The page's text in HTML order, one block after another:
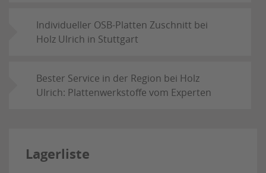
Individueller OSB-Platten Zuschnitt bei
Holz Ulrich in Stuttgart
Bester Service in der Region bei Holz
Ulrich: Plattenwerkstoffe vom Experten
Lagerliste